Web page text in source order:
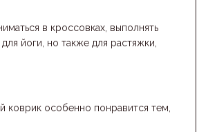
в кроссовках, выполнять
йоги, но также для растяжки,
коврик особенно понравится тем,